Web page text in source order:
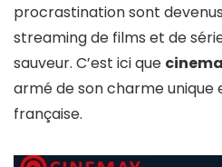
procrastination sont
streaming de films et de
sauveur. C’est ici que
armé de son charme unique
française.